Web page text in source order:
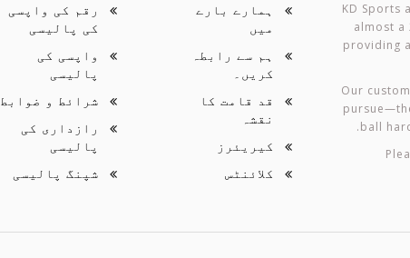
KD Sports
almost a
providing
Our
ball
ہمارے بارے
میں
ہم سے رابطہ
کریں۔
قد قامت کا
نقشہ
کیریئرز
کلائنٹس
رقم کی واپسی
کی پالیسی
واپسی کی
پالیسی
شرائط و ضوابط
رازداری کی
پالیسی
شپنگ پالیسی